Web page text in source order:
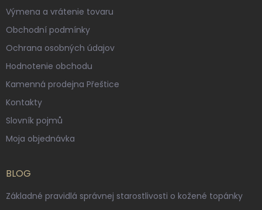
Výmena a vrátenie tovaru
Obchodní podmínky
Ochrana osobných údajov
Hodnotenie obchodu
Kamenná prodejna Přeštice
Kontakty
Slovník pojmů
Moja objednávka
BLOG
Základné pravidlá správnej starostlivosti o kožené topánky